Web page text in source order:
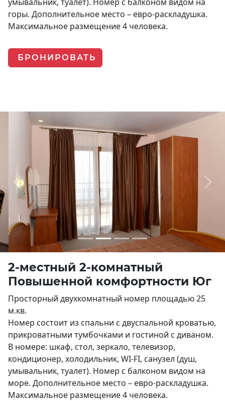
горы. Дополнительное место – евро-раскладушка.
Максимальное размещение 4 человека.
БРОНИРОВАТЬ
Previous Next
2-местный 2-комнатный
Повышенной комфортности Юг
Просторный двухкомнатный номер площадью 25
м.кв.
Номер состоит из спальни с двуспальной кроватью,
прикроватными тумбочками и гостиной с диваном.
В номере: шкаф, стол, зеркало, телевизор,
кондиционер, холодильник, WI-FI, санузел (душ,
умывальник, туалет). Номер с балконом видом на
море. Дополнительное место – евро-раскладушка.
Максимальное размещение 4 человека.